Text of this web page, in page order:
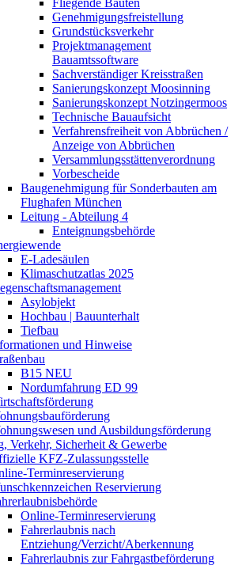
Fliegende Bauten
Genehmigungsfreistellung
Grundstücksverkehr
Projektmanagement
Bauamtssoftware
Sachverständiger Kreisstraßen
Sanierungskonzept Moosinning
Sanierungskonzept Notzingermoos
Technische Bauaufsicht
Verfahrensfreiheit von Abbrüchen /
Anzeige von Abbrüchen
Versammlungsstättenverordnung
Vorbescheide
Baugenehmigung für Sonderbauten am
Flughafen München
Leitung - Abteilung 4
Enteignungsbehörde
E-Ladesäulen
Klimaschutzatlas 2025
Asylobjekt
Hochbau | Bauunterhalt
Tiefbau
und Hinweise
B15 NEU
Nordumfahrung ED 99
und Ausbildungsförderung
Verkehr, Sicherheit & Gewerbe
KFZ-Zulassungsstelle
Terminreservierung
Reservierung
Online-Terminreservierung
Fahrerlaubnis nach
Entziehung/Verzicht/Aberkennung
Fahrerlaubnis zur Fahrgastbeförderung